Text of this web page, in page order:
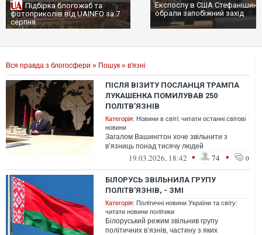
Підбірка блогожаб та
фотоприколів від UAINFO за 7
серпня
Експослу в США
обрали запобіжний захід
Вся правда з блогосфери » Пошук » в'язні
ПІСЛЯ ВІЗИТУ ПОСЛАНЦЯ ТРАМПА
ЛУКАШЕНКА ПОМИЛУВАВ 250
ПОЛІТВʼЯЗНІВ
Категорія: Новини в світі: читати останні світові
новини
Загалом Вашингтон хоче звільнити з
вʼязниць понад тисячу людей
19.03.2026, 18:42 • 74 • 0
БІЛОРУСЬ ЗВІЛЬНИЛА ГРУПУ
ПОЛІТВ’ЯЗНІВ, - ЗМІ
Категорія: Політичні новини України та світу:
читати новини політики
Білоруський режим звільнив групу
політичних в’язнів, частину з яких